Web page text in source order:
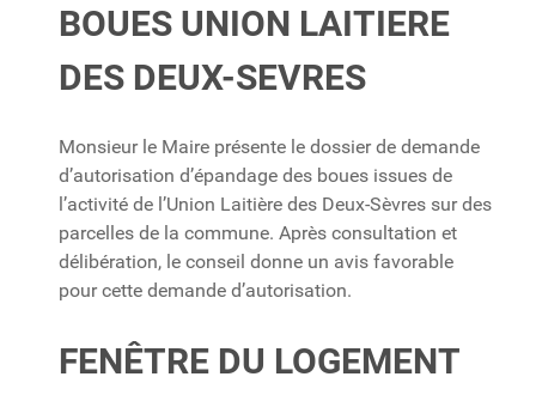
BOUES UNION LAITIERE
DES DEUX-SEVRES
Monsieur le Maire présente le dossier de demande
d’autorisation d’épandage des boues issues de
l’activité de l’Union Laitière des Deux-Sèvres sur des
parcelles de la commune. Après consultation et
délibération, le conseil donne un avis favorable
pour cette demande d’autorisation.
FENÊTRE DU LOGEMENT